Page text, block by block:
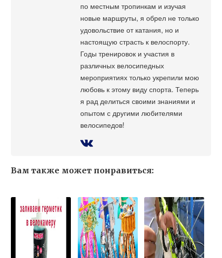
по местным тропинкам и изучая
новые маршруты, я обрел не только
удовольствие от катания, но и
настоящую страсть к велоспорту.
Годы тренировок и участия в
различных велосипедных
мероприятиях только укрепили мою
любовь к этому виду спорта. Теперь
я рад делиться своими знаниями и
опытом с другими любителями
велосипедов!
Вам также может понравиться: